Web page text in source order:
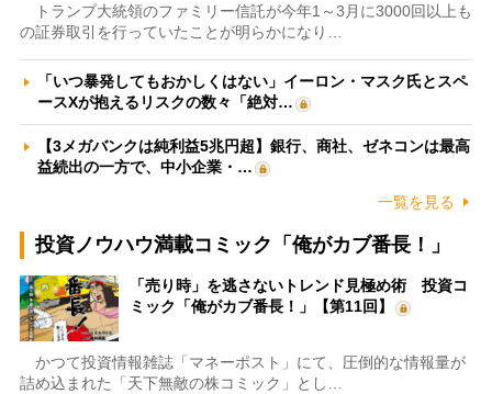
トランプ大統領のファミリー信託が今年1～3月に3000回以上も
の証券取引を行っていたことが明らかになり…
「いつ暴発してもおかしくはない」イーロン・マスク氏とスペ
ースXが抱えるリスクの数々「絶対…
【3メガバンクは純利益5兆円超】銀行、商社、ゼネコンは最高
益続出の一方で、中小企業・…
一覧を見る
投資ノウハウ満載コミック「俺がカブ番長！」
「売り時」を逃さないトレンド見極め術 投資コ
ミック「俺がカブ番長！」【第11回】
かつて投資情報雑誌「マネーポスト」にて、圧倒的な情報量が
詰め込まれた「天下無敵の株コミック」とし…